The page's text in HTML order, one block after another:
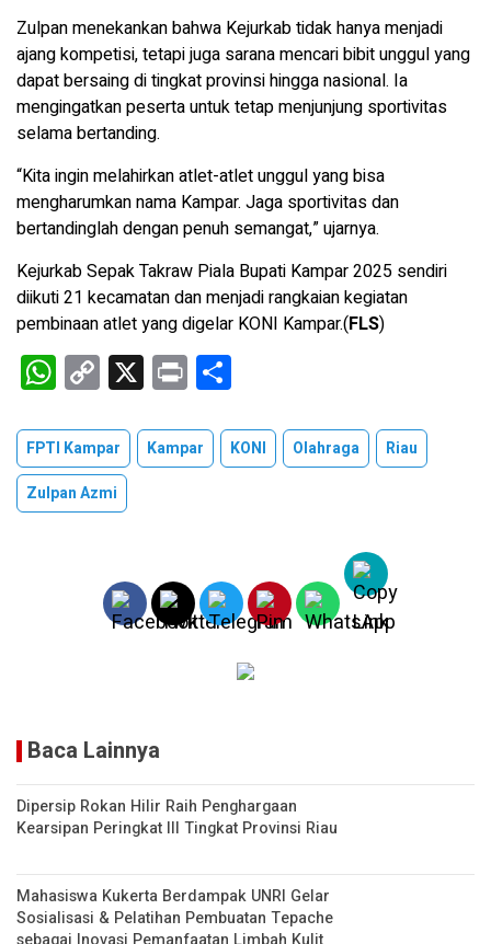
Zulpan menekankan bahwa Kejurkab tidak hanya menjadi
ajang kompetisi, tetapi juga sarana mencari bibit unggul yang
dapat bersaing di tingkat provinsi hingga nasional. Ia
mengingatkan peserta untuk tetap menjunjung sportivitas
selama bertanding.
“Kita ingin melahirkan atlet-atlet unggul yang bisa
mengharumkan nama Kampar. Jaga sportivitas dan
bertandinglah dengan penuh semangat,” ujarnya.
Kejurkab Sepak Takraw Piala Bupati Kampar 2025 sendiri
diikuti 21 kecamatan dan menjadi rangkaian kegiatan
pembinaan atlet yang digelar KONI Kampar.(FLS)
W
h
at
s
A
C
o
py
Li
n
X Pr
in
t ar
e
FPTI Kampar Kampar KONI Olahraga
Riau
Zulpan Azmi
Baca Lainnya
Dipersip Rokan Hilir Raih Penghargaan
Kearsipan Peringkat III Tingkat Provinsi Riau
Mahasiswa Kukerta Berdampak UNRI Gelar
Sosialisasi & Pelatihan Pembuatan Tepache